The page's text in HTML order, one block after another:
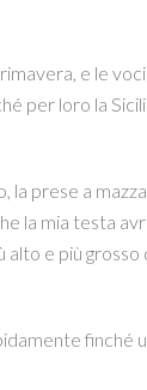
e le
per loro la
prese a
la mia testa
e più grosso
finché